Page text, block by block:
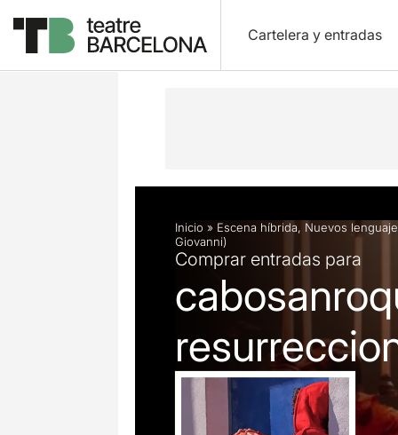
Cartelera y entradas
Descripción Ficha artística
Inicio » Escena híbrida, Nuevos
Giovanni)
Comprar entradas para